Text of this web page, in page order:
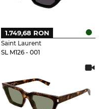
Saint Laurent
SL M126 - 001
1.749,68 RON